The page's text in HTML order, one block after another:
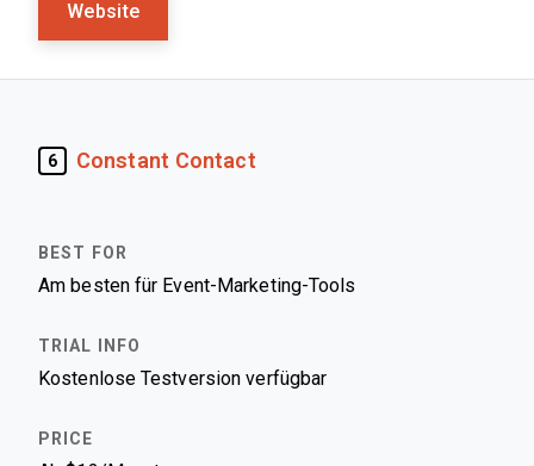
Website
6 Constant Contact
Am besten für Event-Marketing-Tools
Kostenlose Testversion verfügbar